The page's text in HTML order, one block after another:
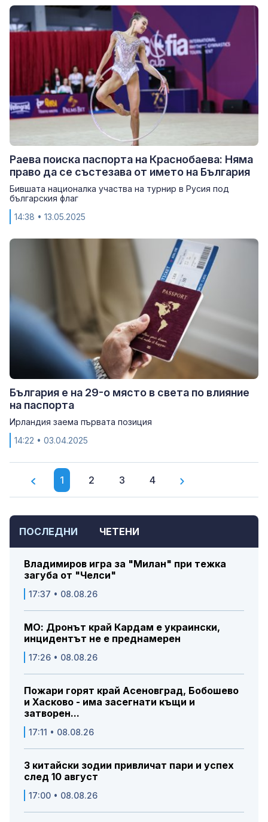
Раева поиска паспорта на Краснобаева: Няма
право да се състезава от името на България
Бившата националка участва на турнир в Русия под
българския флаг
14:38 • 13.05.2025
България е на 29-о място в света по влияние
на паспорта
Ирландия заема първата позиция
14:22 • 03.04.2025
1 2 3 4
ПОСЛЕДНИ ЧЕТЕНИ
Владимиров игра за "Милан" при тежка
загуба от "Челси"
17:37 • 08.08.26
МО: Дронът край Кардам е украински,
инцидентът не е преднамерен
17:26 • 08.08.26
Пожари горят край Асеновград, Бобошево
и Хасково - има засегнати къщи и
затворен...
17:11 • 08.08.26
3 китайски зодии привличат пари и успех
след 10 август
17:00 • 08.08.26